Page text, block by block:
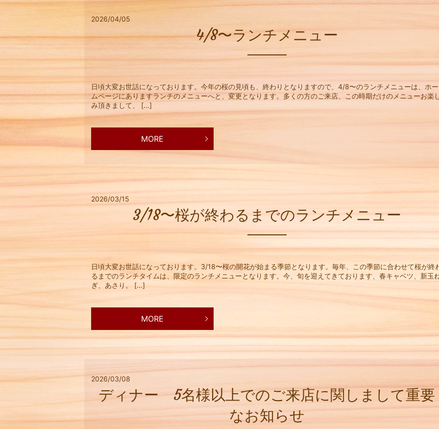
2026/04/05
4/8〜ランチメニュー
日頃大変お世話になっております。今年の桜の見頃も、終わりとなりますので、4/8〜のランチメニューは、ホー
ムページにありますランチのメニューへと、変更となります。多くの方のご来店、この時期だけのメニューお楽
み頂きまして、 […]
MORE
2026/03/15
3/18〜桜が終わるまでのランチメニュー
日頃大変お世話になっております。3/18〜桜の開花が始まる季節となります。毎年、この季節に合わせて桜が終
るまでのランチタイムは、限定のランチメニューとなります。今、旬を迎えてきております、春キャベツ、新玉
ぎ、あさり。 […]
MORE
2026/03/08
ディナー 5名様以上でのご来店に関しまして重要
なお知らせ